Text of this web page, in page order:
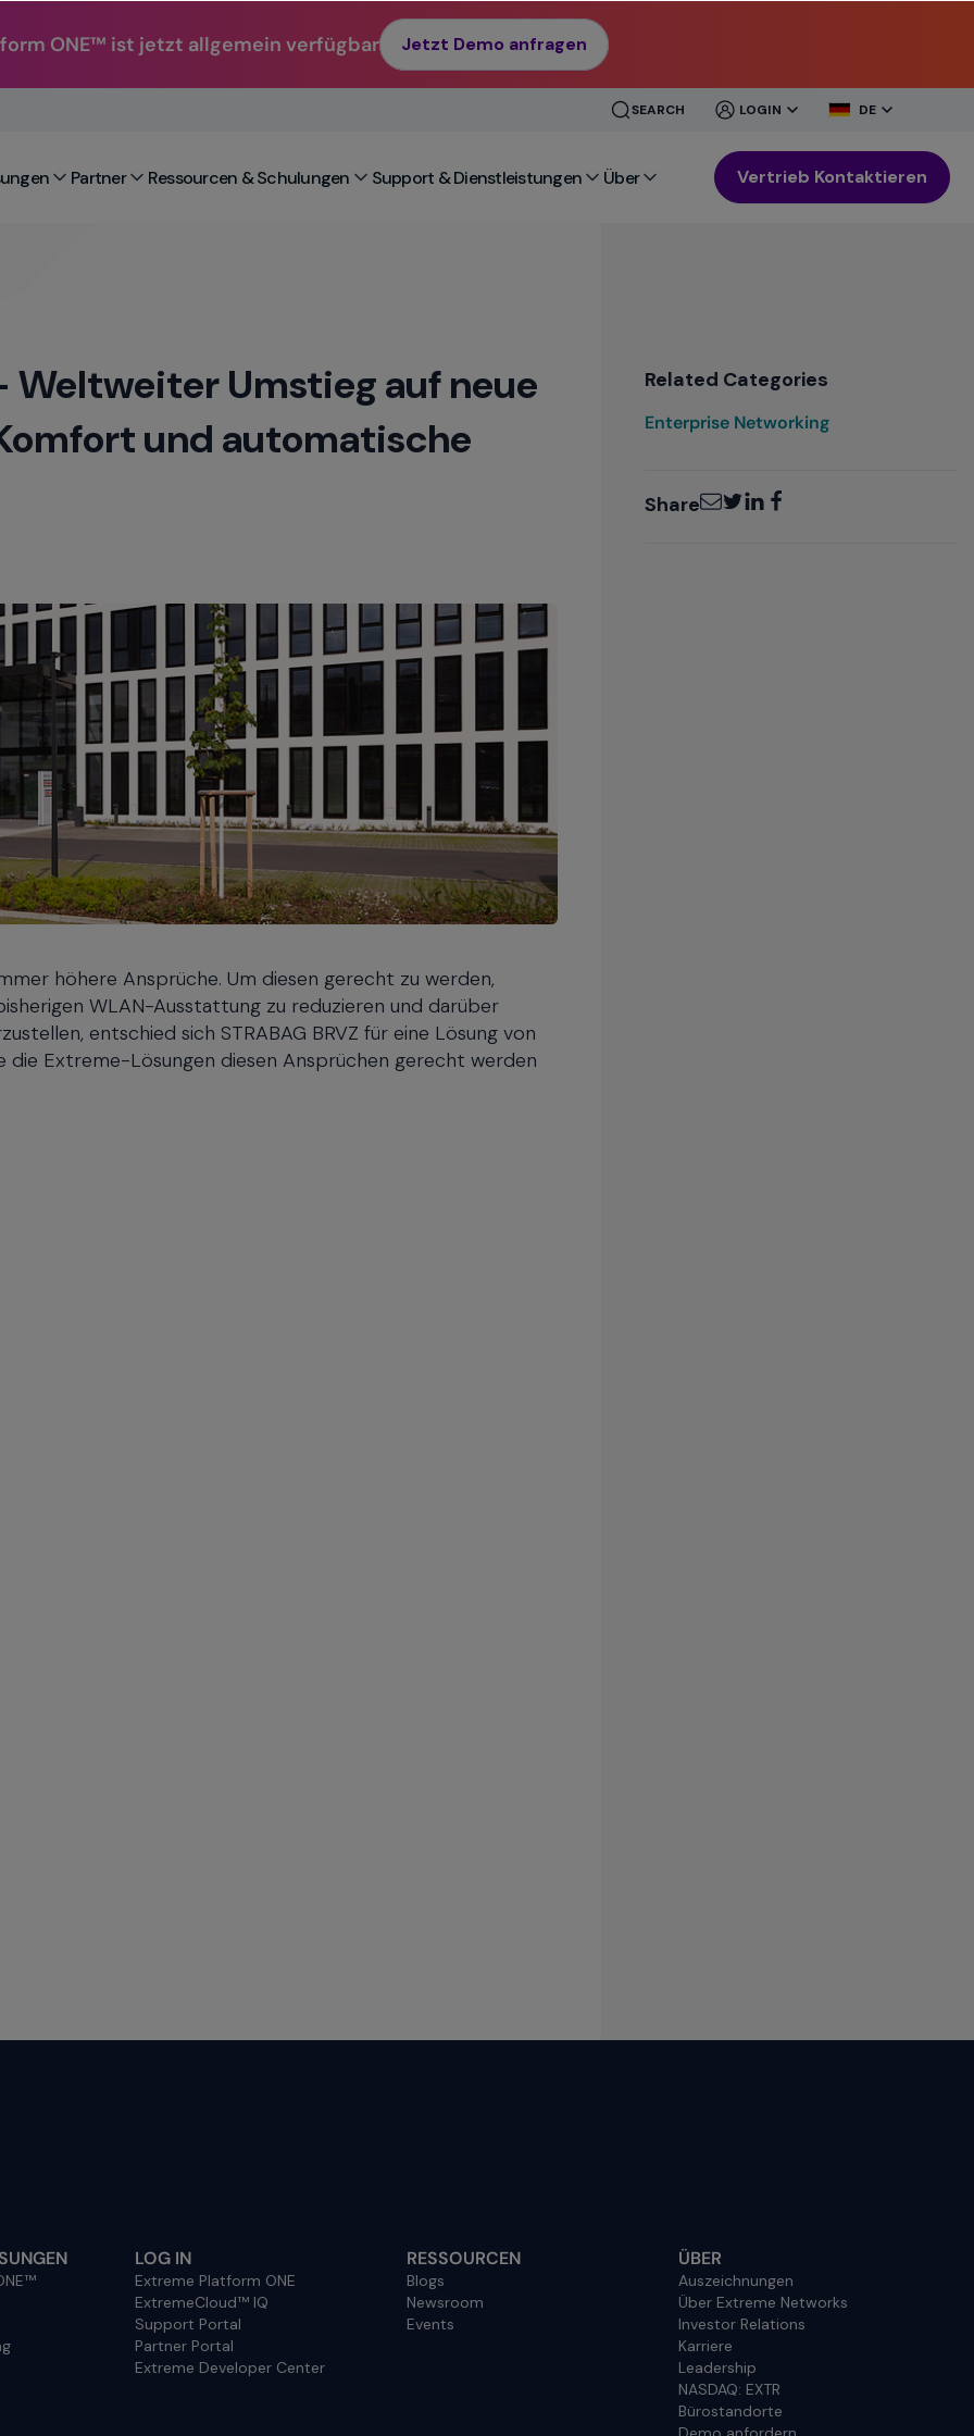
ONE™ ist jetzt allgemein verfügbar Jetzt Demo anfragen
SEARCH
CLOSE
LOGIN
CLOSE
DE
Partner Ressourcen & Schulungen Support & Dienstleistungen Über Vertrieb Kontaktieren
Weltweiter Umstieg auf neue
und automatische
höhere Ansprüche. Um diesen gerecht zu werden,
WLAN-Ausstattung zu reduzieren und darüber
entschied sich STRABAG BRVZ für eine Lösung von
die Extreme-Lösungen diesen Ansprüchen gerecht werden
Related Categories
Enterprise Networking
ShareEmailTwitter
LinkedInFacebook
LOG IN
Extreme Platform ONE
ExtremeCloud™ IQ
Support Portal
Partner Portal
Extreme Developer Center
RESSOURCEN
Blogs
Newsroom
Events
ÜBER
Auszeichnungen
Über Extreme Networks
Investor Relations
Karriere
Leadership
NASDAQ: EXTR
Bürostandorte